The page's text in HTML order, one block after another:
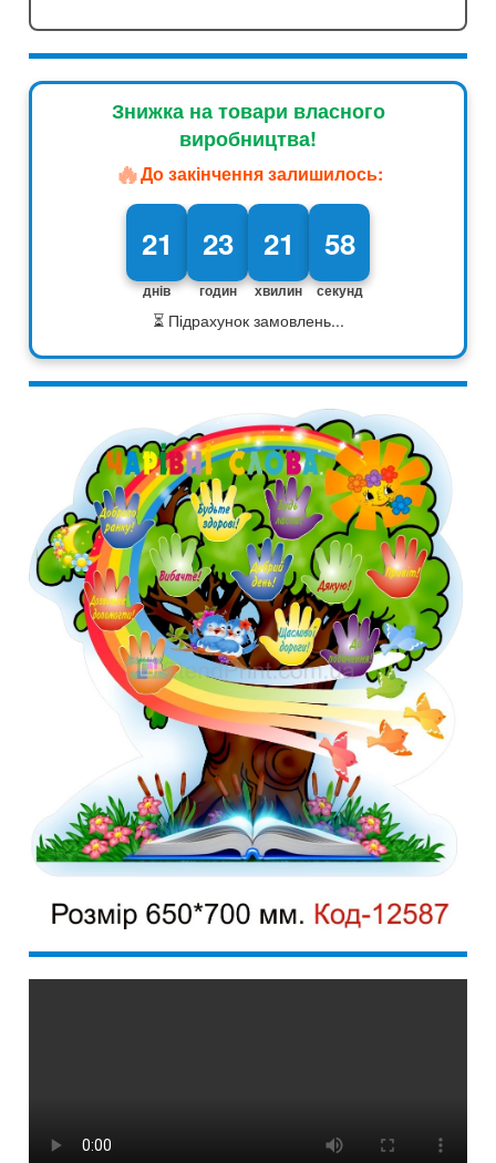
Знижка на товари власного
виробництва!
🔥До закінчення залишилось:
21
днів
23
годин
21
хвилин
57
секунд
⏳ Підрахунок замовлень...